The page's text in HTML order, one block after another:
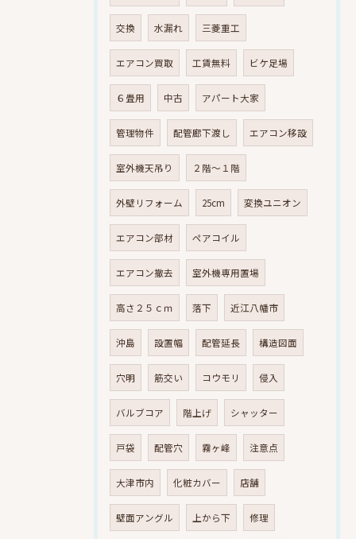
交換 水漏れ 三菱重工
エアコン買取 工賃無料 ビケ足場
６畳用 中古 アパート大家
管理物件 配管廊下渡し エアコン移設
室外機天吊り ２階～１階
外壁リフォーム 25cm 変換ユニオン
エアコン部材 ペアコイル
エアコン撤去 室外機専用置場
高さ２５ｃｍ 落下 近江八幡市
沖島 設置幅 配管延長 構造図面
穴明 筋交い コウモリ 侵入
バルブコア 階上げ シャッター
戸袋 配管穴 霧ヶ峰 注意点
大津市内 化粧カバー 店舗
壁面アングル 上から下 修理